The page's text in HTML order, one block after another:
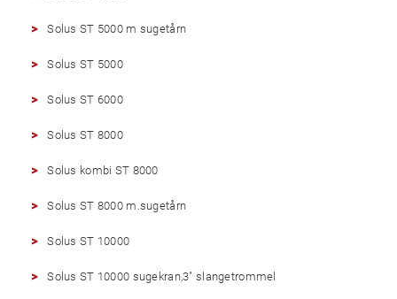
Solus ST 5000 m sugetårn
Solus ST 5000
Solus ST 6000
Solus ST 8000
Solus kombi ST 8000
Solus ST 8000 m.sugetårn
Solus ST 10000
Solus ST 10000 sugekran,3″ slangetrommel